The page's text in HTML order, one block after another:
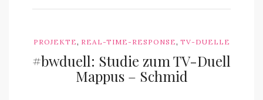
PROJEKTE, REAL-TIME-RESPONSE, TV-DUELLE
#bwduell: Studie zum TV-Duell
Mappus – Schmid